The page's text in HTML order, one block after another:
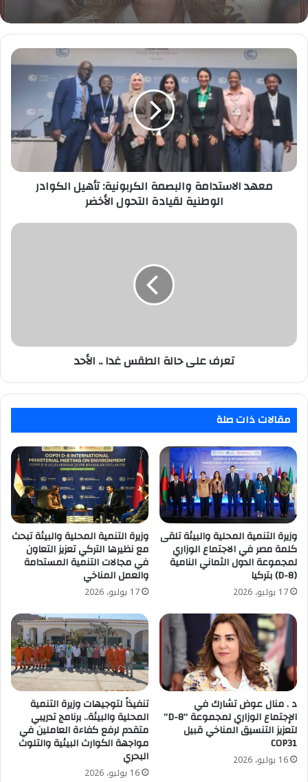
معهد
الاستدامة
والبصمة
الكربونية:
تأهيل
الكوادر
الوطنية
لقيادة
التحول
معهد الاستدامة والبصمة الكربونية: تأهيل الكوادر
الوطنية لقيادة التحول الأخضر
تعرف
تعرف على حالة الطقس غدا .. الأحد
مقالات ذات صلة
وزيرة التنمية المحلية والبيئة تلقى
كلمة مصر في الاجتماع الوزاري
لمجموعة الدول الثماني النامية
(D-8) بتركيا
17 يوليو، 2026
وزيرة التنمية المحلية والبيئة تبحث
مع نظيرها التركي تعزيز التعاون
في مجالات التنمية المستدامة
والعمل المناخي
17 يوليو، 2026
د . منال عوض تشارك في
الإجتماع الوزاري لمجموعة “D-8”
لتعزيز التنسيق المناخي قبيل
COP31
16 يوليو، 2026
تنفيذاً لتوجيهات وزيرة التنمية
المحلية والبيئة.. برنامج تدريبي
متقدم لرفع كفاءة العاملين في
مواجهة الكوارث البيئية والتلوث
البحري
16 يوليو، 2026